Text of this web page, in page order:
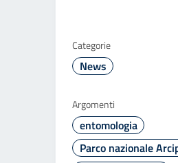
Categorie
News
Argomenti
entomologia
Parco nazionale